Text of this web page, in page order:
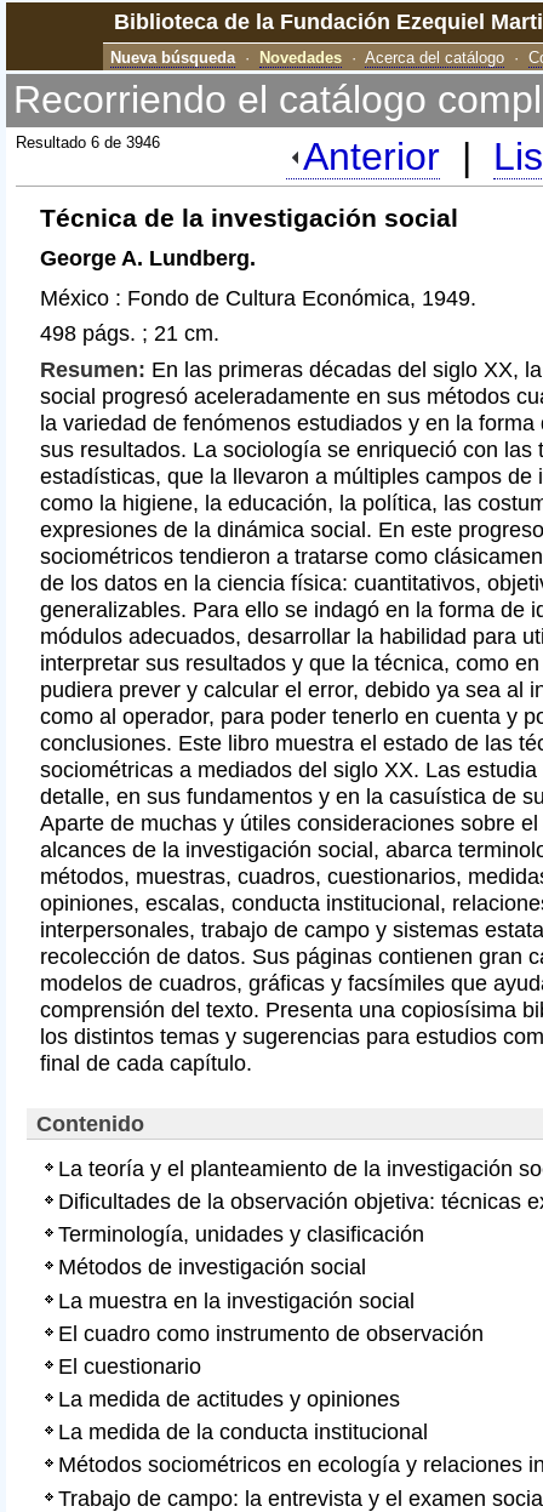
Biblioteca de la Fundación Ezequiel
Nueva búsqueda · Novedades ·Acerca del catálogo ·
Recorriendo el catálogo
Resultado 6 de 3946 Anterior |
Técnica de la investigación social
George A. Lundberg.
México : Fondo de Cultura Económica, 1949.
498 págs. ; 21 cm.
Resumen: En las primeras décadas del siglo XX,
social progresó aceleradamente en sus métodos
la variedad de fenómenos estudiados y en la forma
sus resultados. La sociología se enriqueció con las
estadísticas, que la llevaron a múltiples campos de
como la higiene, la educación, la política, las
expresiones de la dinámica social. En este
sociométricos tendieron a tratarse como
de los datos en la ciencia física: cuantitativos,
generalizables. Para ello se indagó en la forma de
módulos adecuados, desarrollar la habilidad para
interpretar sus resultados y que la técnica, como
pudiera prever y calcular el error, debido ya sea al
como al operador, para poder tenerlo en cuenta y
conclusiones. Este libro muestra el estado de las
sociométricas a mediados del siglo XX. Las
detalle, en sus fundamentos y en la casuística de
Aparte de muchas y útiles consideraciones sobre
alcances de la investigación social, abarca
métodos, muestras, cuadros, cuestionarios,
opiniones, escalas, conducta institucional,
interpersonales, trabajo de campo y sistemas
recolección de datos. Sus páginas contienen gran
modelos de cuadros, gráficas y facsímiles que
comprensión del texto. Presenta una copiosísima
los distintos temas y sugerencias para estudios
final de cada capítulo.
Contenido
La teoría y el planteamiento de la investigación
Dificultades de la observación objetiva: técnicas
Terminología, unidades y clasificación
Métodos de investigación social
La muestra en la investigación social
El cuadro como instrumento de observación
El cuestionario
La medida de actitudes y opiniones
La medida de la conducta institucional
Métodos sociométricos en ecología y relaciones
Trabajo de campo: la entrevista y el examen